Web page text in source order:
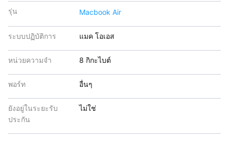
รุ่น Macbook Air
ระบบปฏิบัติการ แมค โอเอส
หน่วยความจำ 8 กิกะไบต์
พอร์ท อื่นๆ
ยังอยู่ในระยะรับ
ประกัน
ไม่ใช่